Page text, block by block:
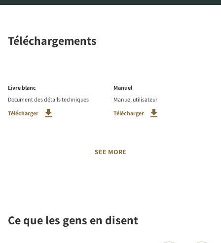
Téléchargements
Livre blanc
Document des détails techniques
Télécharger
Manuel
Manuel utilisateur
Télécharger
SEE MORE
Ce que les gens en disent